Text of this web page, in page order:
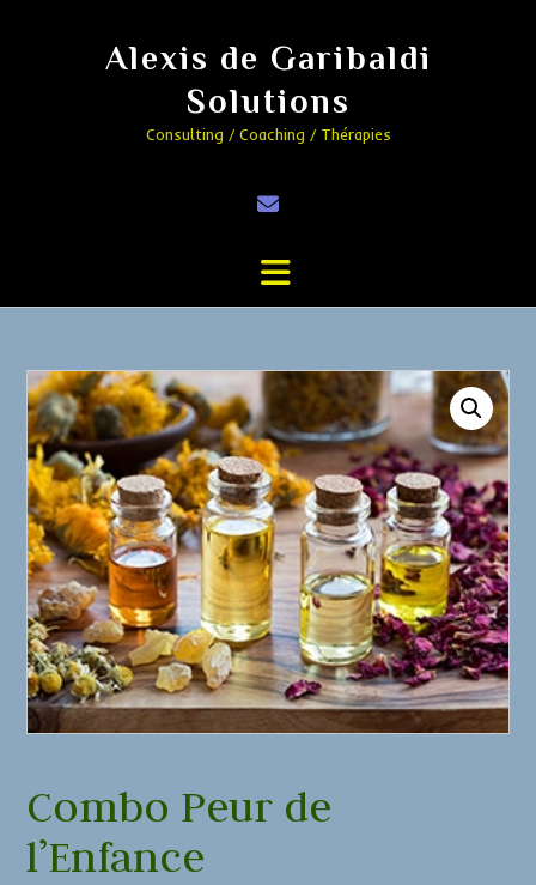
Alexis de Garibaldi
Solutions
Consulting / Coaching / Thérapies
Combo Peur de
l’Enfance